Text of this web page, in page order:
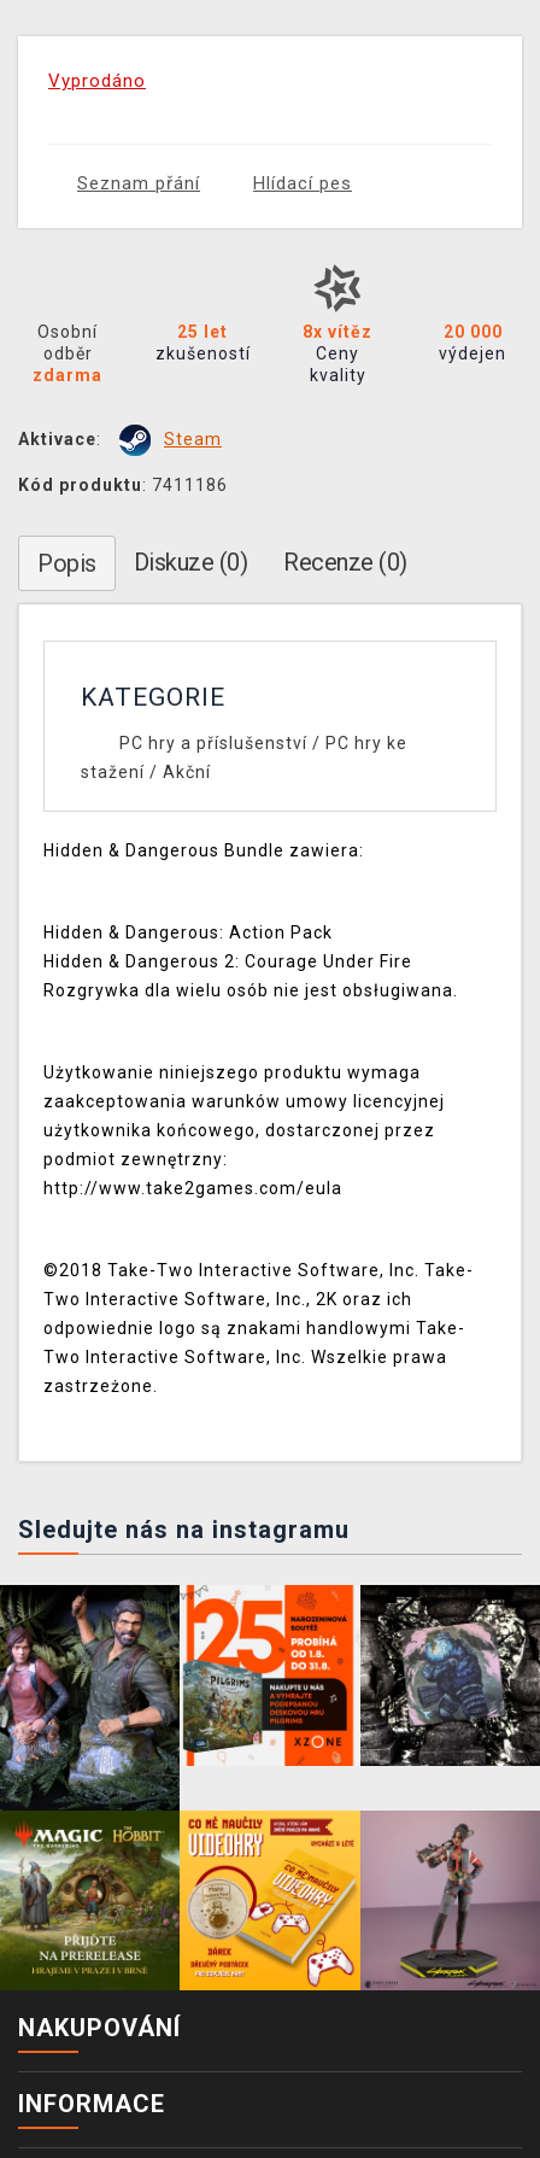
Vyprodáno
Seznam přání Hlídací pes
Osobní
odběr
zdarma
25 let
zkušeností
8x vítěz
Ceny
kvality
20 000
výdejen
Aktivace: Steam
Kód produktu: 7411186
Popis Diskuze (0) Recenze (0)
KATEGORIE
PC hry a příslušenství/ PC hry ke
stažení / Akční
Hidden & Dangerous Bundle zawiera:
Hidden & Dangerous: Action Pack
Hidden & Dangerous 2: Courage Under Fire
Rozgrywka dla wielu osób nie jest obsługiwana.
Użytkowanie niniejszego produktu wymaga
zaakceptowania warunków umowy licencyjnej
użytkownika końcowego, dostarczonej przez
podmiot zewnętrzny:
http://www.take2games.com/eula
©2018 Take-Two Interactive Software, Inc. Take-
Two Interactive Software, Inc., 2K oraz ich
odpowiednie logo są znakami handlowymi Take-
Two Interactive Software, Inc. Wszelkie prawa
zastrzeżone.
Sledujte nás na instagramu
NAKUPOVÁNÍ
INFORMACE